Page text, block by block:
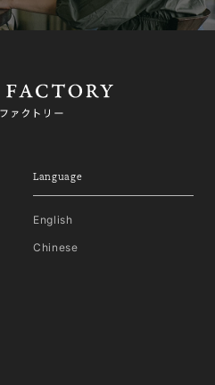
Language
English
Chinese